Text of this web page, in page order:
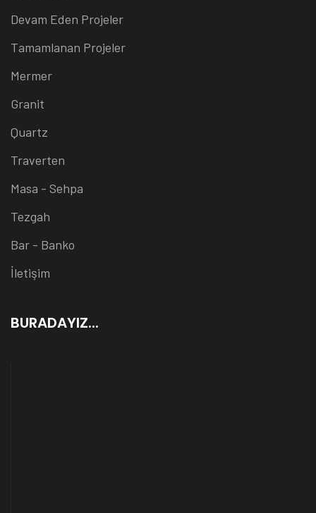
Devam Eden Projeler
Tamamlanan Projeler
Mermer
Granit
Quartz
Traverten
Masa - Sehpa
Tezgah
Bar - Banko
İletişim
BURADAYIZ...